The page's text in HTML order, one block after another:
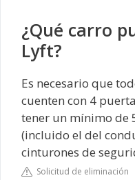
¿Qué carro
Lyft?
Es necesario que
cuenten con 4
tener un mínimo de
(incluido el del
cinturones de
Solicitud de eliminación